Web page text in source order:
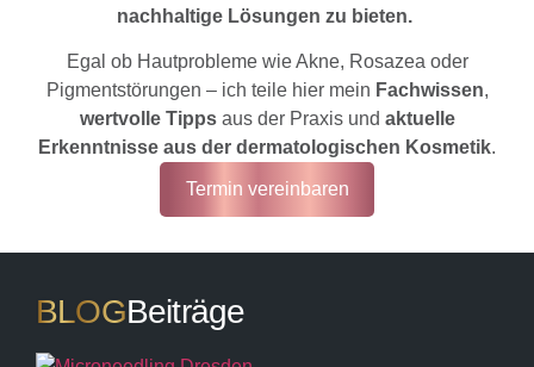
nachhaltige Lösungen zu bieten.
Egal ob Hautprobleme wie Akne, Rosazea oder
Pigmentstörungen – ich teile hier mein Fachwissen,
wertvolle Tippsaus der Praxis und aktuelle
Erkenntnisse aus der dermatologischen Kosmetik.
Termin vereinbaren
BLOGBeiträge